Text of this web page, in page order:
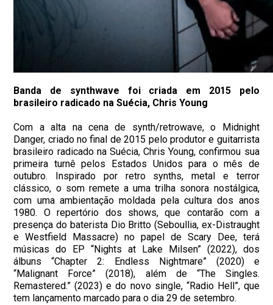
Banda de synthwave foi criada em 2015 pelo
brasileiro radicado na Suécia, Chris Young
Com a alta na cena de synth/retrowave, o Midnight
Danger, criado no final de 2015 pelo produtor e guitarrista
brasileiro radicado na Suécia, Chris Young, confirmou sua
primeira turnê pelos Estados Unidos para o mês de
outubro. Inspirado por retro synths, metal e terror
clássico, o som remete a uma trilha sonora nostálgica,
com uma ambientação moldada pela cultura dos anos
1980. O repertório dos shows, que contarão com a
presença do baterista Dio Britto (Seboullia, ex-Distraught
e Westfield Massacre) no papel de Scary Dee, terá
músicas do EP “Nights at Lake Milsen” (2022), dos
álbuns “Chapter 2: Endless Nightmare” (2020) e
“Malignant Force” (2018), além de “The Singles.
Remastered.” (2023) e do novo single, “Radio Hell”, que
tem lançamento marcado para o dia 29 de setembro.